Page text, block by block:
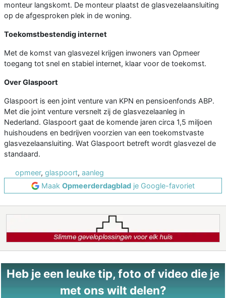
monteur langskomt. De monteur plaatst de glasvezelaansluiting
op de afgesproken plek in de woning.
Toekomstbestendig internet
Met de komst van glasvezel krijgen inwoners van Opmeer
toegang tot snel en stabiel internet, klaar voor de toekomst.
Over Glaspoort
Glaspoort is een joint venture van KPN en pensioenfonds ABP.
Met die joint venture versnelt zij de glasvezelaanleg in
Nederland. Glaspoort gaat de komende jaren circa 1,5 miljoen
huishoudens en bedrijven voorzien van een toekomstvaste
glasvezelaansluiting. Wat Glaspoort betreft wordt glasvezel de
standaard.
opmeer, glaspoort, aanleg
Maak Opmeerderdagblad je Google-favoriet
Heb je een leuke tip, foto of video die je
met ons wilt delen?